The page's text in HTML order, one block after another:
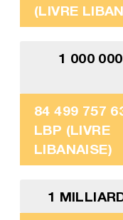
(LIVRE
1 000
84 499 757
LBP (LIVRE
LIBANAISE)
1